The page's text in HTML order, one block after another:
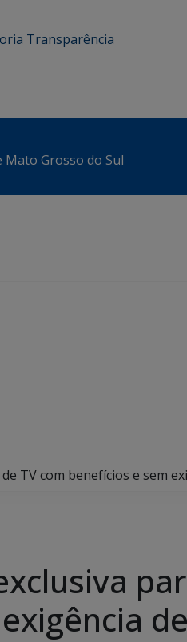
Transparência
Mato Grosso do Sul
TV com benefícios e sem